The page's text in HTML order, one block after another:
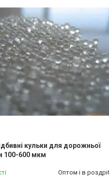
кульки для дорожньої
100-600 мкм
Оптом і в